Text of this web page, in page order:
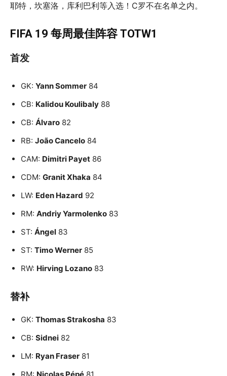
耶特，坎塞洛，库利巴利等入选！C罗不在名单之内。
FIFA 19 每周最佳阵容 TOTW1
首发
GK: Yann Sommer 84
CB: Kalidou Koulibaly 88
CB: Álvaro 82
RB: João Cancelo 84
CAM: Dimitri Payet 86
CDM: Granit Xhaka 84
LW: Eden Hazard 92
RM: Andriy Yarmolenko 83
ST: Ángel 83
ST: Timo Werner 85
RW: Hirving Lozano 83
替补
GK: Thomas Strakosha 83
CB: Sidnei 82
LM: Ryan Fraser 81